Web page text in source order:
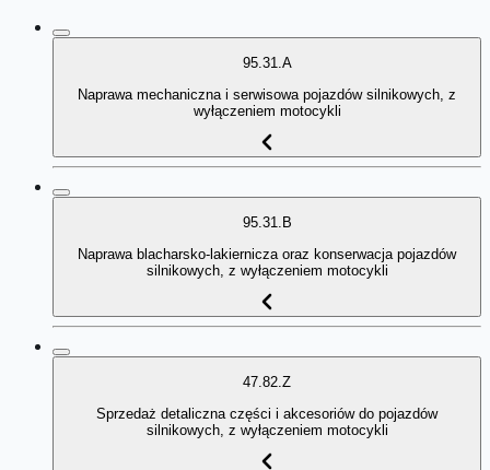
95.31.A
Naprawa mechaniczna i serwisowa pojazdów silnikowych, z
wyłączeniem motocykli
95.31.B
Naprawa blacharsko-lakiernicza oraz konserwacja pojazdów
silnikowych, z wyłączeniem motocykli
47.82.Z
Sprzedaż detaliczna części i akcesoriów do pojazdów
silnikowych, z wyłączeniem motocykli